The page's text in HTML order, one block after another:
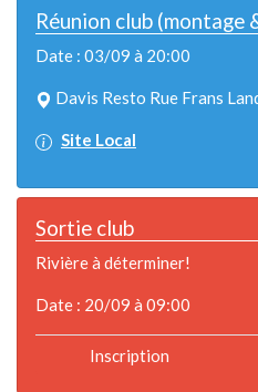
Réunion club (montage
Date : 03/09 à 20:00
Davis Resto Rue Frans
Site Local
Sortie club
Rivière à déterminer!
Date : 20/09 à 09:00
Inscription